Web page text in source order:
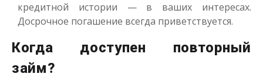
кредитной истории — в ваших интересах.
Досрочное погашение всегда приветствуется.
Когда доступен повторный
займ?